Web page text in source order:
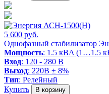
5 600 руб.
Однофазный стабилизатор
Мощность: 1.5 кВA (1…1.5
Вход: 120 - 280 В
Выход: 220В ± 8%
Тип: Релейный
Купить
В корзину